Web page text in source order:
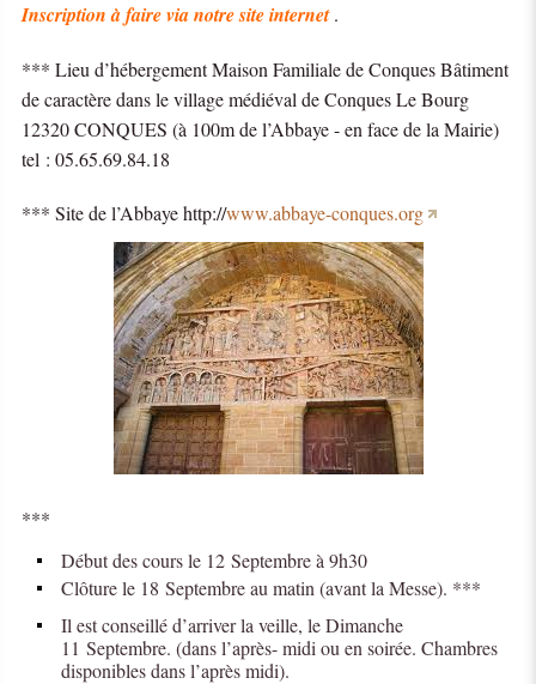
Inscription à faire via notre site internet.
*** Lieu d’hébergement Maison Familiale de Conques Bâtiment
de caractère dans le village médiéval de Conques Le Bourg
12320 CONQUES (à 100m de l’Abbaye - en face de la Mairie)
tel : 05.65.69.84.18
*** Site de l’Abbaye http://www.abbaye-conques.org
***
Début des cours le 12 Septembre à 9h30
Clôture le 18 Septembre au matin (avant la Messe). ***
Il est conseillé d’arriver la veille, le Dimanche
11 Septembre. (dans l’après- midi ou en soirée. Chambres
disponibles dans l’après midi).